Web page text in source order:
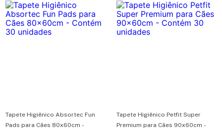
Tapete Higiênico Absortec Fun
Pads para Cães 80x60cm -
Tapete Higiênico Petfit Super
Premium para Cães 90x60cm -